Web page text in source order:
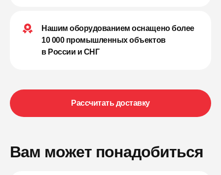
Нашим оборудованием оснащено более
10 000 промышленных объектов
в России и СНГ
Рассчитать доставку
Вам может понадобиться